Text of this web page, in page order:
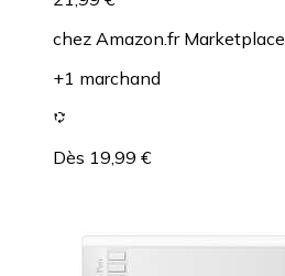
chez Amazon.fr Marketplace
+1 marchand
Dès 19,99 €